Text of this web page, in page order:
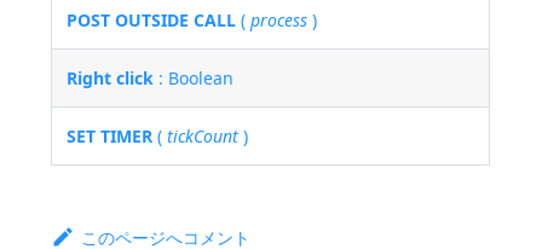
POST OUTSIDE CALL (process )
Right click : Boolean
SET TIMER (tickCount )
このページへコメント